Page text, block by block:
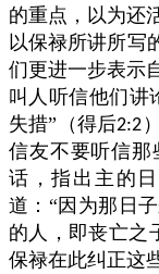
的重点，以为还
以保禄所讲所写
们更进一步表示
叫人听信他们讲
失措”（得后2:2
信友不要听信那
话，指出主的
道：“因为那日
的人，即丧亡之
保禄在此纠正这